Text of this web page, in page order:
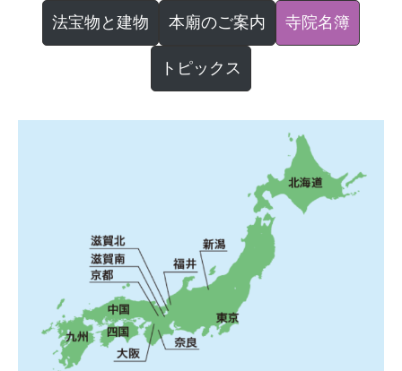
法宝物と建物 本廟のご案内 寺院名簿
トピックス